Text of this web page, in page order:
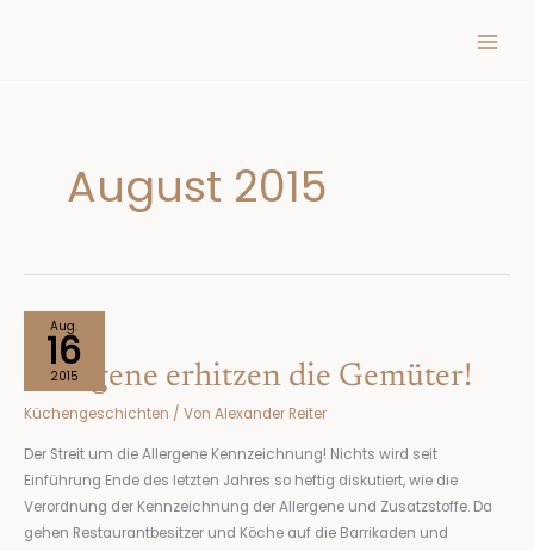
August 2015
Aug.
16
2015
Allergene erhitzen die Gemüter!
Küchengeschichten / Von Alexander Reiter
Der Streit um die Allergene Kennzeichnung! Nichts wird seit
Einführung Ende des letzten Jahres so heftig diskutiert, wie die
Verordnung der Kennzeichnung der Allergene und Zusatzstoffe. Da
gehen Restaurantbesitzer und Köche auf die Barrikaden und
Allergene
erhitzen